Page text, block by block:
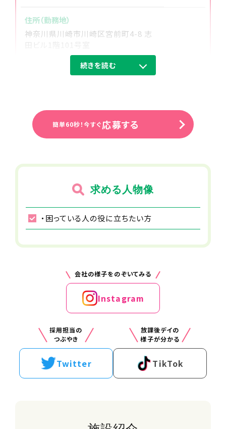
続きを読む
住所（勤務地）
神奈川県川崎市川崎区宮前町4-8 志
田ビル1階101号室
京急大師線 京急川崎駅から徒歩で13
分
相談支援事業 ダンボ 川崎
月給 34万円～
支給(規定あり)
雇用形態
正社員
勤務時間（勤務体系）
9:00〜19:30
※休憩：法定通り/8時間以上で60分
簡単60秒！今すぐ応募する
求める人物像
・困っている人の役に立ちたい方
会社の様子をのぞいてみる
Instagram
採用担当の
つぶやき
Twitter
放課後デイの
様子が分かる
TikTok